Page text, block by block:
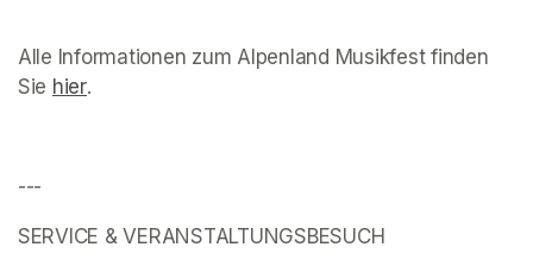
Alle Informationen zum Alpenland Musikfest finden
Sie hier(opens in a new tab)
.
---
SERVICE & VERANSTALTUNGSBESUCH